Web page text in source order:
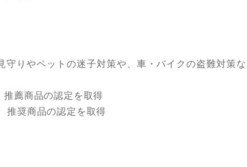
守りやペットの迷子対策や、車・バイクの盗難対策
推薦商品の認定を取得
推奨商品の認定を取得